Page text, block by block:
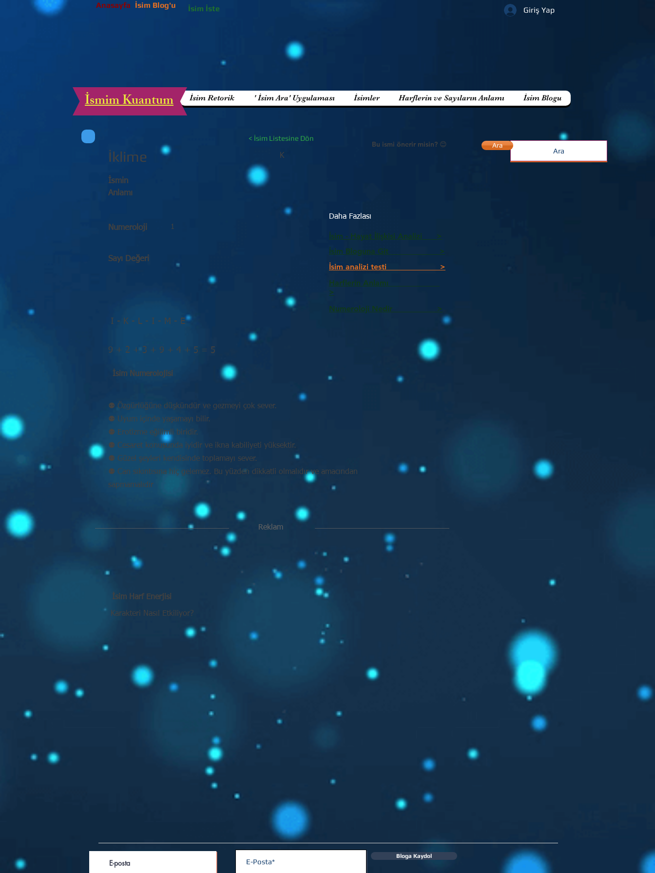
Anasayfa
Giriş Yap
İsim Blog'u İsim İste
İsim Retorik ' İsim Ara' Uygulaması İsimler Harflerin ve Sayıların Anlamı İsim Blogu
İsmim Kuantum
< İsim Listesine Dön
İklime K
Bu ismi önerir misin? 😊
İsmin
Anlamı
Numeroloji 1
Sayı Değeri
I - K - L - I - M - E
Daha Fazlası
İsim - Hayat İlişkisi Analizi >
İsim Bloguna Git >
İsim analizi testi >
Harflerin Anlamı
>
Numeroloji Nedir_________ >
9 + 2 + 3 + 9 + 4 + 5 = 5
İsim Numerolojisi
⚉ Özgürlüğüne düşkündür ve gezmeyi çok sever.
⚉ Uyum içinde yaşamayı bilir.
⚉ Erotizme eğilimli biridir.
⚉ Cesaret konusunda iyidir ve ikna kabiliyeti yüksektir.
⚉ Güzel şeyleri kendisinde toplamayı sever.
⚉ Can sıkıntısına hiç gelemez. Bu yüzden dikkatli olmalıdır ve amacından
sapmamalıdır
Reklam
İsim Harf Enerjisi
Karakteri Nasıl Etkiliyor?
Ara
Bloga Kaydol